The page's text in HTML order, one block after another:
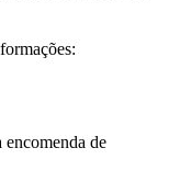
encomenda de